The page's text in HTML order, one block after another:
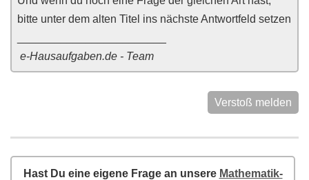
bitte unter dem alten Titel ins nächste Antwortfeld setzen
e-Hausaufgaben.de - Team
Verstoß melden
Hast Du eine eigene Frage an unsere Mathematik-